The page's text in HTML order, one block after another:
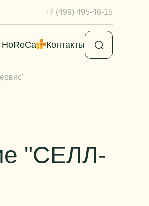
+7 (499) 495-46-15
HoReCa Контакты
"СЕЛЛ-